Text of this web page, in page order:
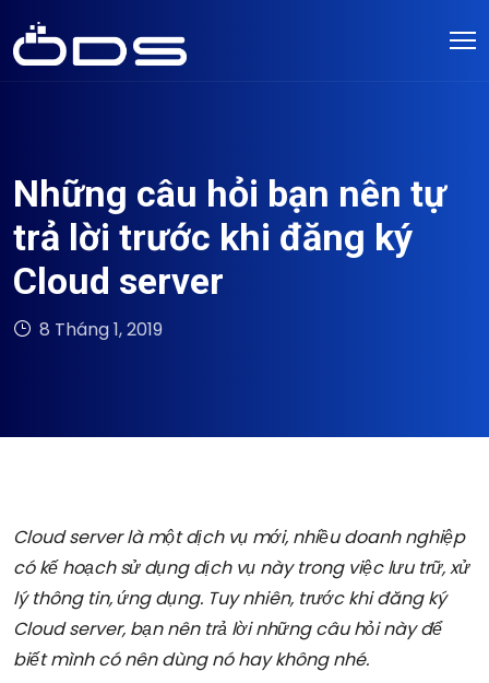
Những câu hỏi bạn nên tự
trả lời trước khi đăng ký
Cloud server
8 Tháng 1, 2019
Cloud serverlà một dịch vụ mới, nhiều doanh nghiệp
có kế hoạch sử dụng dịch vụ này trong việc lưu trữ, xử
lý thông tin, ứng dụng. Tuy nhiên, trước khi đăng ký
Cloud server, bạn nên trả lời những câu hỏi này để
biết mình có nên dùng nó hay không nhé.